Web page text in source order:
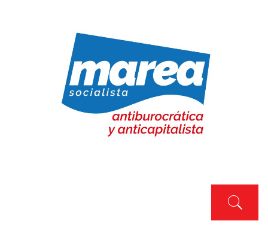
MAREA SOCIALISTA